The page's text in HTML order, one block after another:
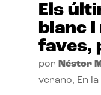
Els
blanc i
faves,
por Néstor
verano, En